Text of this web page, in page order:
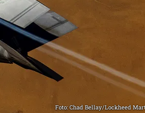
Foto: Chad Bellay/Lockheed